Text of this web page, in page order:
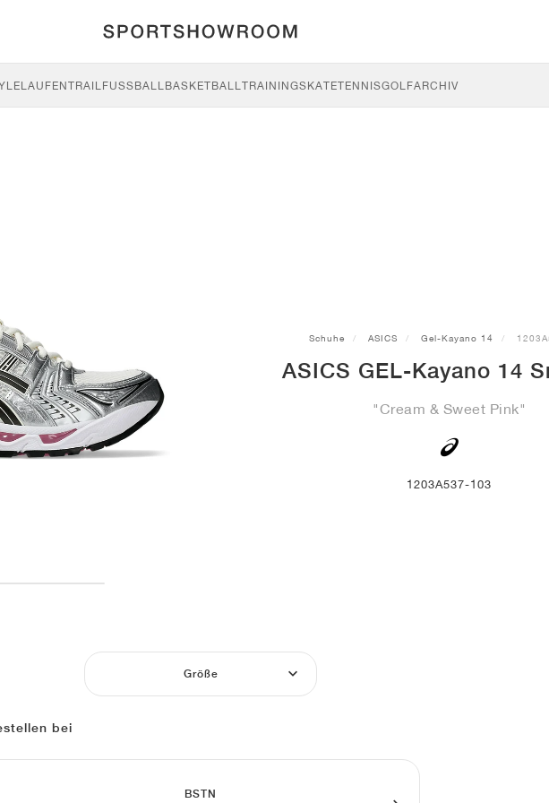
LAUFENTRAILFUSSBALL BASKETBALLTRAININGSKATETENNISGOLFARCHIV
Schuhe ASICS Gel-Kayano 14
ASICS GEL-Kayano 14
"Cream & Sweet Pink"
1203A537-103
Größe
bei
BSTN